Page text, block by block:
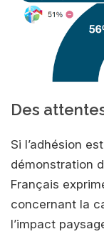
Des
Si l’adhésion
démonstration
Français
concernant la
l’impact